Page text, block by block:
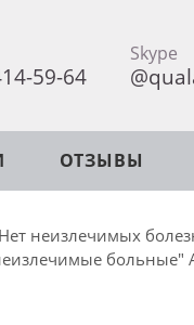
59-64
Skype
ОТЗЫВЫ
неизлечимых
больные"